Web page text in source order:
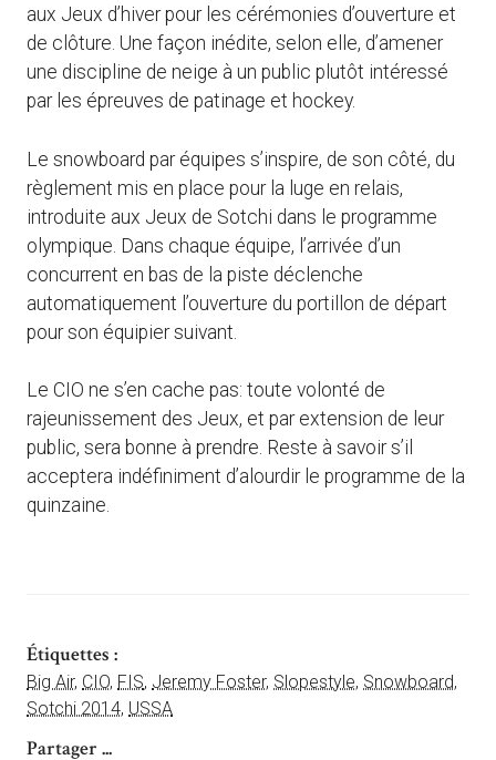
aux Jeux d’hiver pour les cérémonies d’ouverture et
de clôture. Une façon inédite, selon elle, d’amener
une discipline de neige à un public plutôt intéressé
par les épreuves de patinage et hockey.
Le snowboard par équipes s’inspire, de son côté, du
règlement mis en place pour la luge en relais,
introduite aux Jeux de Sotchi dans le programme
olympique. Dans chaque équipe, l’arrivée d’un
concurrent en bas de la piste déclenche
automatiquement l’ouverture du portillon de départ
pour son équipier suivant.
Le CIO ne s’en cache pas: toute volonté de
rajeunissement des Jeux, et par extension de leur
public, sera bonne à prendre. Reste à savoir s’il
acceptera indéfiniment d’alourdir le programme de la
quinzaine.
Étiquettes :
Big Air, CIO, FIS, Jeremy Foster, Slopestyle, Snowboard,
Sotchi 2014, USSA
Partager ...